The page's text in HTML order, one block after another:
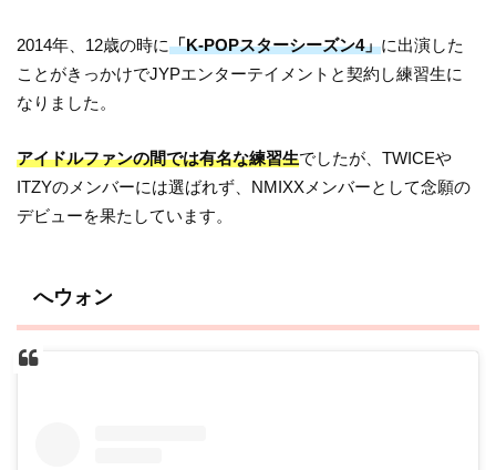
2014年、12歳の時に「K-POPスターシーズン4」に出演した
ことがきっかけでJYPエンターテイメントと契約し練習生に
なりました。
アイドルファンの間では有名な練習生でしたが、TWICEや
ITZYのメンバーには選ばれず、NMIXXメンバーとして念願の
デビューを果たしています。
へウォン